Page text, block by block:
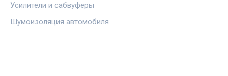
Усилители и сабвуферы
Шумоизоляция автомобиля